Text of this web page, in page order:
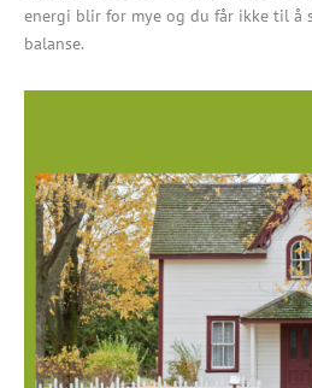
energi blir for mye og du får ikke til å
balanse.